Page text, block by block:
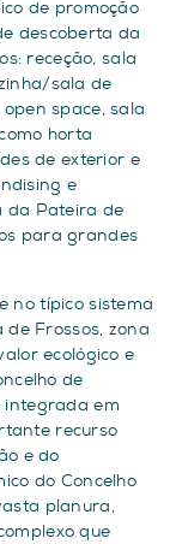
de promoção
descoberta da
receção, sala
sala de
space, sala
horta
de exterior e
e
da Pateira de
para grandes
no típico sistema
Frossos, zona
ecológico e
de
em
recurso
e do
do Concelho
planura,
que